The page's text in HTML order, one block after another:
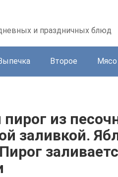
и праздничных блюд
Второе Мясо
из
заливкой.